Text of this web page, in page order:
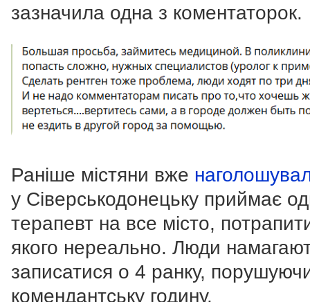
зазначила одна з коментаторок.
Раніше містяни вже
у Сіверськодонецьку приймає
терапевт на все місто,
якого нереально. Люди
записатися о 4 ранку,
комендантську годину.